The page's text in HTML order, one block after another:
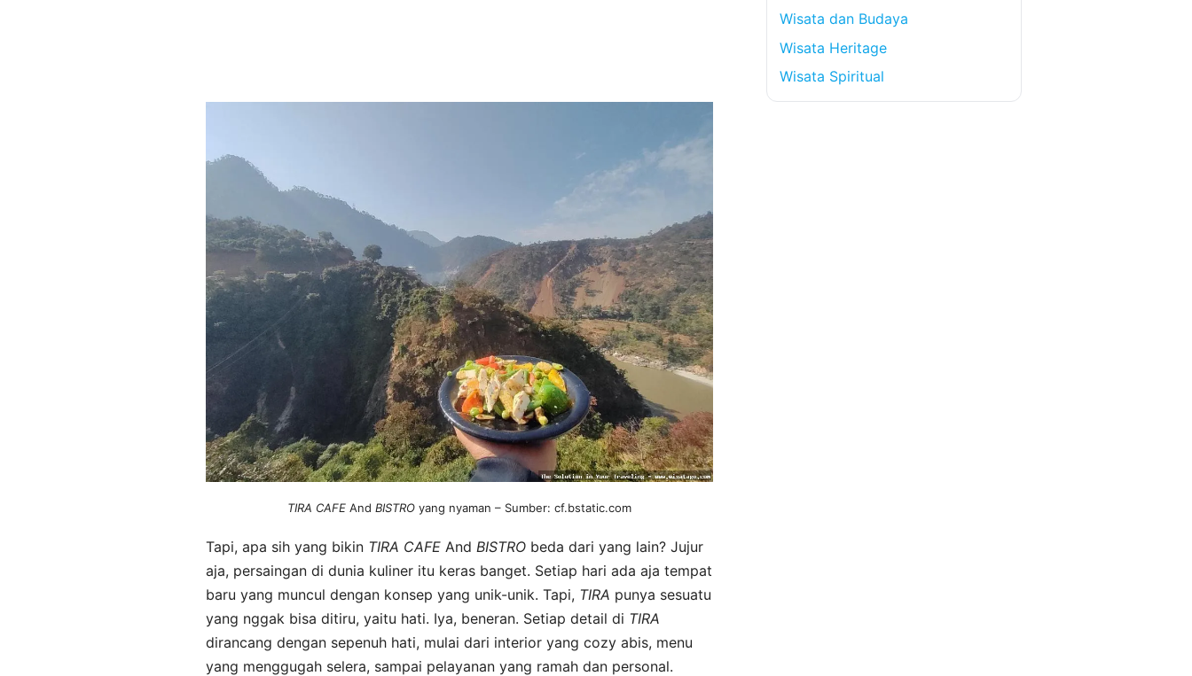
TIRA CAFE And BISTRO yang nyaman – Sumber: cf.bstatic.com
Tapi, apa sih yang bikin TIRA CAFE And BISTRO beda dari yang lain? Jujur
aja, persaingan di dunia kuliner itu keras banget. Setiap hari ada aja tempat
baru yang muncul dengan konsep yang unik-unik. Tapi, TIRA punya sesuatu
yang nggak bisa ditiru, yaitu hati. Iya, beneran. Setiap detail di TIRA
dirancang dengan sepenuh hati, mulai dari interior yang cozy abis, menu
yang menggugah selera, sampai pelayanan yang ramah dan personal.
Wisata dan Budaya
Wisata Heritage
Wisata Spiritual